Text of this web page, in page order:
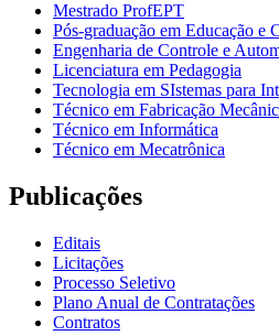
Mestrado ProfEPT
Pós-graduação em Educação e
Engenharia de Controle e
Licenciatura em Pedagogia
Tecnologia em SIstemas para
Técnico em Fabricação
Técnico em Informática
Técnico em Mecatrônica
Publicações
Editais
Licitações
Processo Seletivo
Plano Anual de Contratações
Contratos